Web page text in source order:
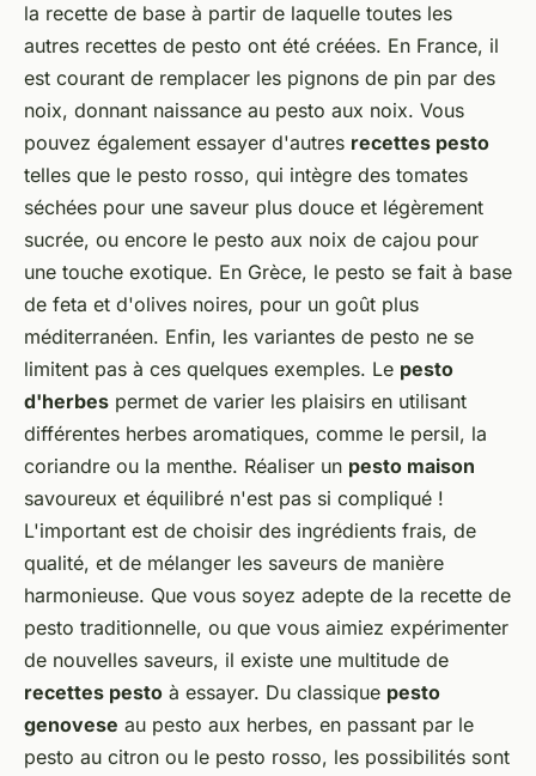
la recette de base à partir de laquelle toutes les
autres recettes de pesto ont été créées. En France, il
est courant de remplacer les pignons de pin par des
noix, donnant naissance au pesto aux noix. Vous
pouvez également essayer d'autres recettes pesto
telles que le pesto rosso, qui intègre des tomates
séchées pour une saveur plus douce et légèrement
sucrée, ou encore le pesto aux noix de cajou pour
une touche exotique. En Grèce, le pesto se fait à base
de feta et d'olives noires, pour un goût plus
méditerranéen. Enfin, les variantes de pesto ne se
limitent pas à ces quelques exemples. Le pesto
d'herbes permet de varier les plaisirs en utilisant
différentes herbes aromatiques, comme le persil, la
coriandre ou la menthe. Réaliser un pesto maison
savoureux et équilibré n'est pas si compliqué !
L'important est de choisir des ingrédients frais, de
qualité, et de mélanger les saveurs de manière
harmonieuse. Que vous soyez adepte de la recette de
pesto traditionnelle, ou que vous aimiez expérimenter
de nouvelles saveurs, il existe une multitude de
recettes pesto à essayer. Du classique pesto
genovese au pesto aux herbes, en passant par le
pesto au citron ou le pesto rosso, les possibilités sont